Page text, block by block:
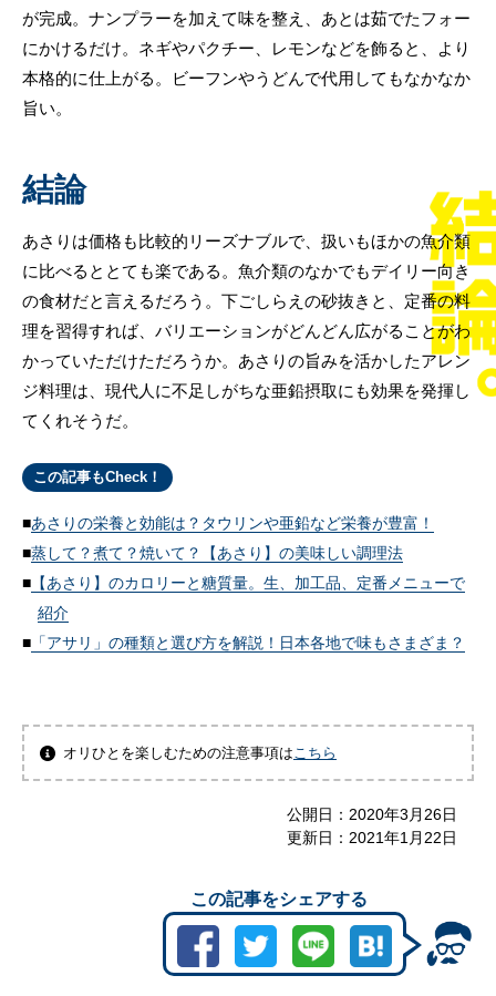
が完成。ナンプラーを加えて味を整え、あとは茹でたフォー
にかけるだけ。ネギやパクチー、レモンなどを飾ると、より
本格的に仕上がる。ビーフンやうどんで代用してもなかなか
旨い。
結論
あさりは価格も比較的リーズナブルで、扱いもほかの魚介類
に比べるととても楽である。魚介類のなかでもデイリー向き
の食材だと言えるだろう。下ごしらえの砂抜きと、定番の料
理を習得すれば、バリエーションがどんどん広がることがわ
かっていただけただろうか。あさりの旨みを活かしたアレン
ジ料理は、現代人に不足しがちな亜鉛摂取にも効果を発揮し
てくれそうだ。
この記事もCheck！
あさりの栄養と効能は？タウリンや亜鉛など栄養が豊富！
蒸して？煮て？焼いて？【あさり】の美味しい調理法
【あさり】のカロリーと糖質量。生、加工品、定番メニューで
紹介
「アサリ」の種類と選び方を解説！日本各地で味もさまざま？
オリひとを楽しむための注意事項はこちら
公開日： 2020年3月26日
更新日： 2021年1月22日
この記事をシェアする